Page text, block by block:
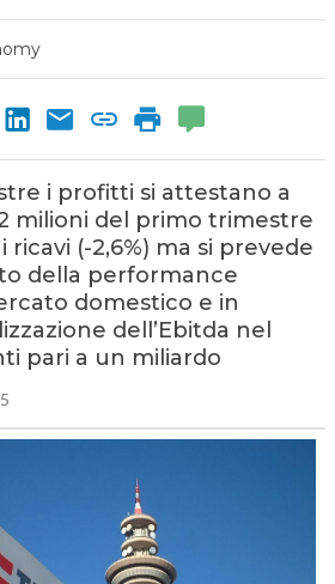
i profitti si attestano a
milioni del primo trimestre
ricavi (-2,6%) ma si prevede
della performance
domestico e in
dell’Ebitda nel
pari a un miliardo